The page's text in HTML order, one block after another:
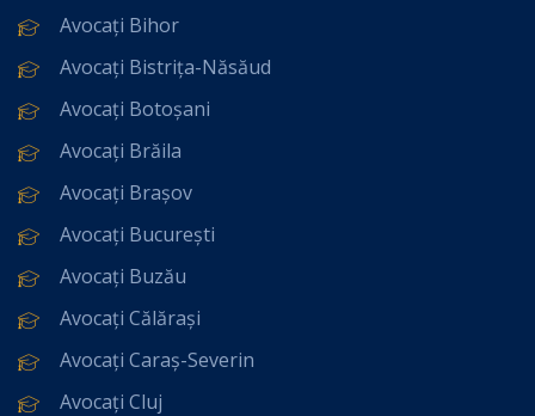
Avocați Bihor
Avocați Bistrița-Năsăud
Avocați Botoșani
Avocați Brăila
Avocați Brașov
Avocați București
Avocați Buzău
Avocați Călărași
Avocați Caraș-Severin
Avocați Cluj